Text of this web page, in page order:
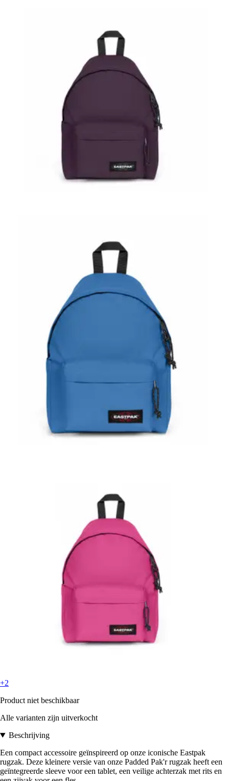
+2
Product niet beschikbaar
Alle varianten zijn uitverkocht
Beschrijving
Een compact accessoire geïnspireerd op onze iconische Eastpak
rugzak. Deze kleinere versie van onze Padded Pak'r rugzak heeft een
geïntegreerde sleeve voor een tablet, een veilige achterzak met rits en